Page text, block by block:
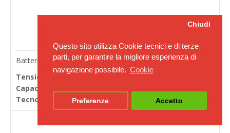
Questo sito utilizza Cookie tecnici e di terze
parti, per garantire la migliore esperienza di
navigazione possibile. Cookie
Chiudi
Preferenze Accetto
Batterie per avvitatori Makita ZT03402030
Tensione in Volts:
Capacità Ah (20h):
Tecnologia:
NiMH